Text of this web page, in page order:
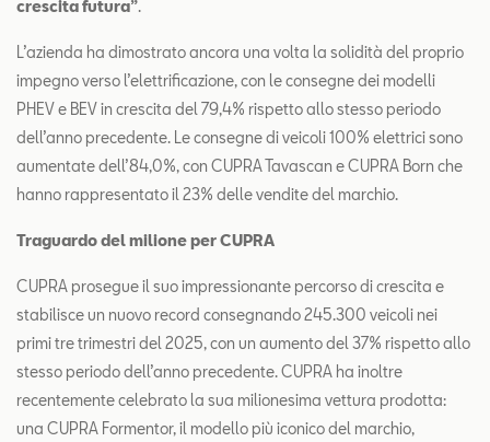
crescita futura”.
L’azienda ha dimostrato ancora una volta la solidità del proprio
impegno verso l’elettrificazione, con le consegne dei modelli
PHEV e BEV in crescita del 79,4% rispetto allo stesso periodo
dell’anno precedente. Le consegne di veicoli 100% elettrici sono
aumentate dell’84,0%, con CUPRA Tavascan e CUPRA Born che
hanno rappresentato il 23% delle vendite del marchio.
Traguardo del milione per CUPRA
CUPRA prosegue il suo impressionante percorso di crescita e
stabilisce un nuovo record consegnando 245.300 veicoli nei
primi tre trimestri del 2025, con un aumento del 37% rispetto allo
stesso periodo dell’anno precedente. CUPRA ha inoltre
recentemente celebrato la sua milionesima vettura prodotta:
una CUPRA Formentor, il modello più iconico del marchio,